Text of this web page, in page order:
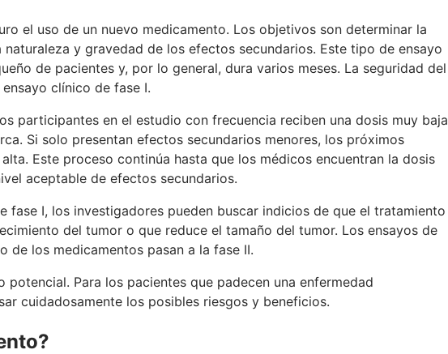
el uso de un nuevo medicamento. Los objetivos son determinar la
y gravedad de los efectos secundarios. Este tipo de ensayo
de pacientes y, por lo general, dura varios meses. La seguridad del
clínico de fase I.
participantes en el estudio con frecuencia reciben una dosis muy baja
Si solo presentan efectos secundarios menores, los próximos
Este proceso continúa hasta que los médicos encuentran la dosis
aceptable de efectos secundarios.
fase I, los investigadores pueden buscar indicios de que el tratamiento
del tumor o que reduce el tamaño del tumor. Los ensayos de
de los medicamentos pasan a la fase II.
potencial. Para los pacientes que padecen una enfermedad
cuidadosamente los posibles riesgos y beneficios.